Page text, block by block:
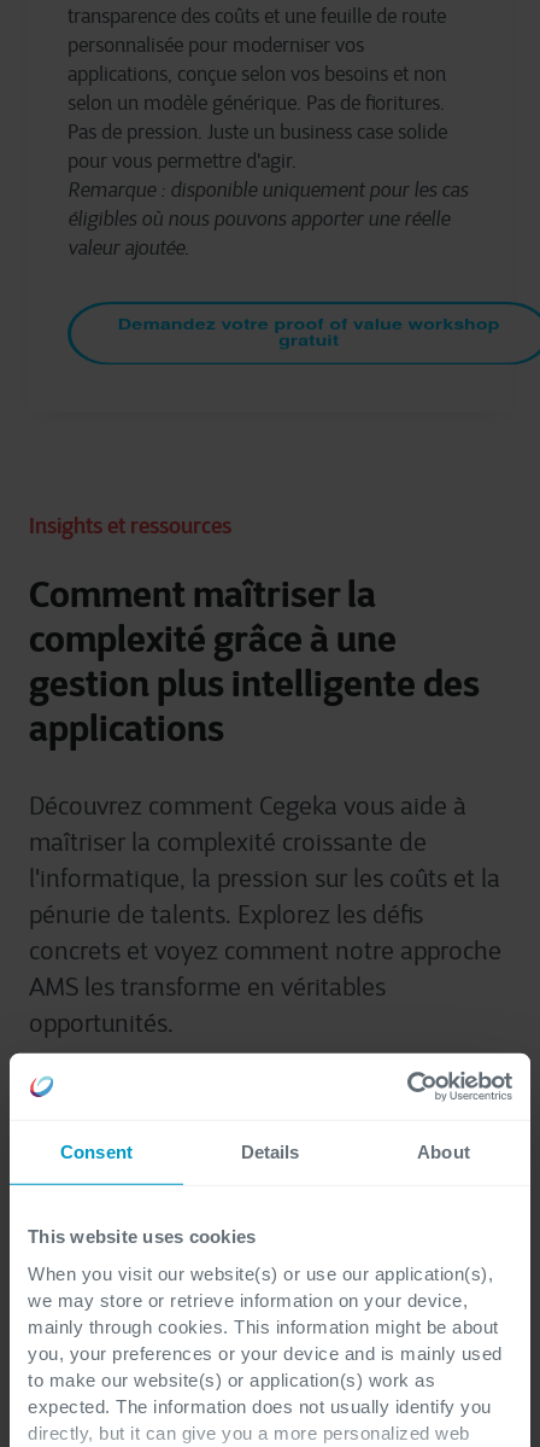
Consent Details About
This website uses cookies
When you visit our website(s) or use our application(s),
we may store or retrieve information on your device,
mainly through cookies. This information might be about
you, your preferences or your device and is mainly used
to make our website(s) or application(s) work as
expected. The information does not usually identify you
directly, but it can give you a more personalized web
transparence des coûts et une feuille de route
personnalisée pour moderniser vos
applications, conçue selon vos besoins et non
selon un modèle générique. Pas de fioritures.
Pas de pression. Juste un business case solide
pour vous permettre d'agir.
Remarque : disponible uniquement pour les cas
éligibles où nous pouvons apporter une réelle
valeur ajoutée.
Insights et ressources
Comment maîtriser la
complexité grâce à une
gestion plus intelligente des
applications
Découvrez comment Cegeka vous aide à
maîtriser la complexité croissante de
l'informatique, la pression sur les coûts et la
pénurie de talents. Explorez les défis
concrets et voyez comment notre approche
AMS les transforme en véritables
opportunités.